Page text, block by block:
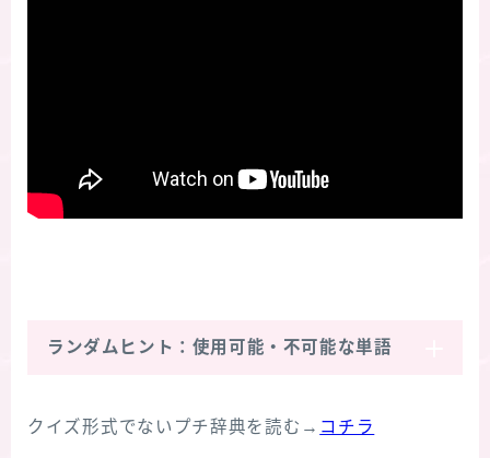
ランダムヒント：使用可能・不可能な単語
クイズ形式でないプチ辞典を読む→ コチラ